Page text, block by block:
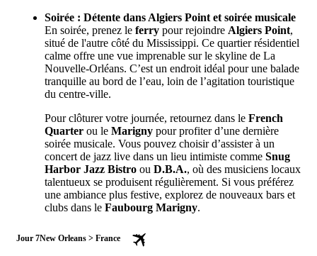
Soirée : Détente dans Algiers Point et soirée musicale
En soirée, prenez le ferry pour rejoindre Algiers Point,
situé de l'autre côté du Mississippi. Ce quartier résidentiel
calme offre une vue imprenable sur le skyline de La
Nouvelle-Orléans. C’est un endroit idéal pour une balade
tranquille au bord de l’eau, loin de l’agitation touristique
du centre-ville.
Pour clôturer votre journée, retournez dans le French
Quarter ou le Marigny pour profiter d’une dernière
soirée musicale. Vous pouvez choisir d’assister à un
concert de jazz live dans un lieu intimiste comme Snug
Harbor Jazz Bistro ou D.B.A., où des musiciens locaux
talentueux se produisent régulièrement. Si vous préférez
une ambiance plus festive, explorez de nouveaux bars et
clubs dans le Faubourg Marigny.
Jour 7New Orleans > France